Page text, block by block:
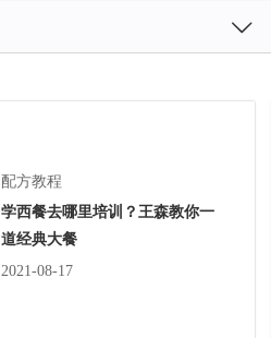

配方教程
学西餐去哪里培训？王森教你一
道经典大餐
2021-08-17